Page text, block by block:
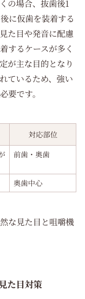
の場合、抜歯後1
に仮歯を装着する
た目や発音に配慮
するケースが多く
が主な目的となり
ているため、強い
要です。
対応部位
前歯・奥歯
奥歯中心
な見た目と咀嚼機
た目対策